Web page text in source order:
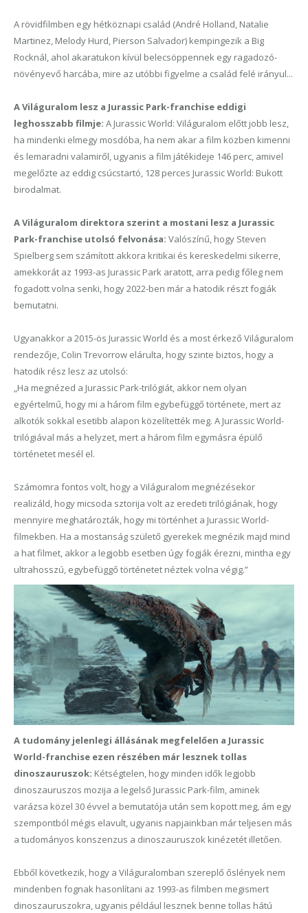
A rövidfilmben egy hétköznapi család (André Holland, Natalie
Martinez, Melody Hurd, Pierson Salvador) kempingezik a Big
Rocknál, ahol akaratukon kívül belecsöppennek egy ragadozó-
növényevő harcába, mire az utóbbi figyelme a család felé irányul...
A Világuralom lesz a Jurassic Park-franchise eddigi
leghosszabb filmje: A Jurassic World: Világuralom előtt jobb lesz,
ha mindenki elmegy mosdóba, ha nem akar a film közben kimenni
és lemaradni valamiről, ugyanis a film játékideje 146 perc, amivel
megelőzte az eddig csúcstartó, 128 perces Jurassic World: Bukott
birodalmat.
A Világuralom direktora szerint a mostani lesz a Jurassic
Park-franchise utolsó felvonása: Valószínű, hogy Steven
Spielberg sem számított akkora kritikai és kereskedelmi sikerre,
amekkorát az 1993-as Jurassic Park aratott, arra pedig főleg nem
fogadott volna senki, hogy 2022-ben már a hatodik részt fogják
bemutatni.
Ugyanakkor a 2015-ös Jurassic World és a most érkező Világuralom
rendezője, Colin Trevorrow elárulta, hogy szinte biztos, hogy a
hatodik rész lesz az utolsó:
„Ha megnézed a Jurassic Park-trilógiát, akkor nem olyan
egyértelmű, hogy mi a három film egybefüggő története, mert az
alkotók sokkal esetibb alapon közelítették meg. A Jurassic World-
trilógiával más a helyzet, mert a három film egymásra épülő
történetet mesél el.
Számomra fontos volt, hogy a Világuralom megnézésekor
realizáld, hogy micsoda sztorija volt az eredeti trilógiának, hogy
mennyire meghatározták, hogy mi történhet a Jurassic World-
filmekben. Ha a mostanság születő gyerekek megnézik majd mind
a hat filmet, akkor a legjobb esetben úgy fogják érezni, mintha egy
ultrahosszú, egybefüggő történetet néztek volna végig.”
A tudomány jelenlegi állásának megfelelően a Jurassic
World-franchise ezen részében már lesznek tollas
dinoszauruszok: Kétségtelen, hogy minden idők legjobb
dinoszauruszos mozija a legelső Jurassic Park-film, aminek
varázsa közel 30 évvel a bemutatója után sem kopott meg, ám egy
szempontból mégis elavult, ugyanis napjainkban már teljesen más
a tudományos konszenzus a dinoszauruszok kinézetét illetően.
Ebből következik, hogy a Világuralomban szereplő őslények nem
mindenben fognak hasonlítani az 1993-as filmben megismert
dinoszauruszokra, ugyanis például lesznek benne tollas hátú